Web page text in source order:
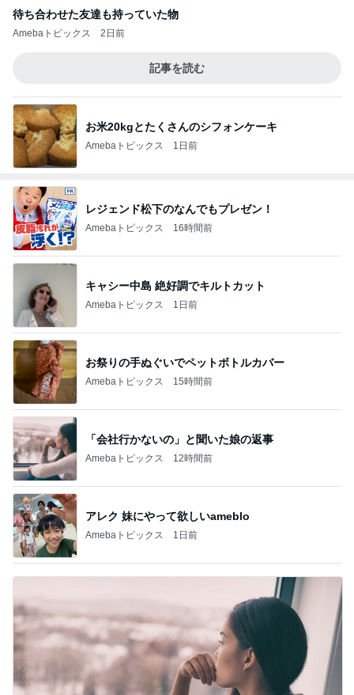
待ち合わせた友達も持っていた物
Amebaトピックス 2日前
記事を読む
お米20kgとたくさんのシフォンケーキ
Amebaトピックス 1日前
レジェンド松下のなんでもプレゼン！
Amebaトピックス 16時間前
キャシー中島 絶好調でキルトカット
Amebaトピックス 1日前
お祭りの手ぬぐいでペットボトルカバー
Amebaトピックス 15時間前
「会社行かないの」と聞いた娘の返事
Amebaトピックス 12時間前
アレク 妹にやって欲しいameblo
Amebaトピックス 1日前